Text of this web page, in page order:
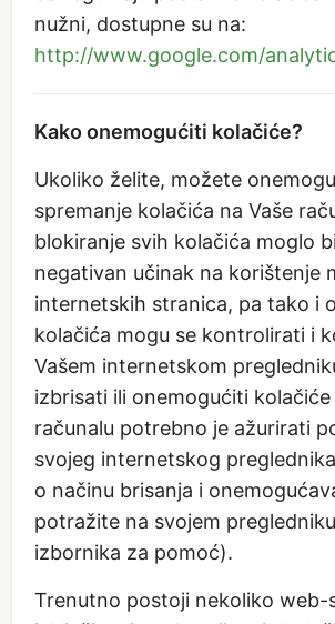
nužni, dostupne su na:
http://www.google.com/
Kako onemogućiti kolačiće?
Ukoliko želite, možete
spremanje kolačića na Vaše
blokiranje svih kolačića moglo
negativan učinak na korištenje
internetskih stranica, pa tako i
kolačića mogu se kontrolirati i
Vašem internetskom
izbrisati ili onemogućiti kolačiće
računalu potrebno je ažurirati
svojeg internetskog
o načinu brisanja i
potražite na svojem
izbornika za pomoć).
Trenutno postoji nekoliko web-